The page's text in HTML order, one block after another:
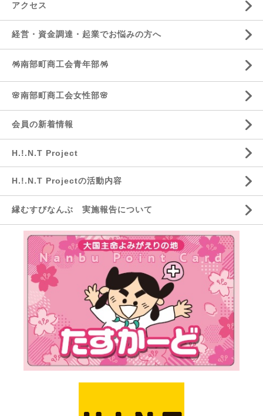
アクセス
経営・資金調達・起業でお悩みの方へ
🪅南部町商工会青年部🪅
🌸南部町商工会女性部🌸
会員の新着情報
H.!.N.T Project
H.!.N.T Projectの活動内容
縁むすびなんぶ 実施報告について